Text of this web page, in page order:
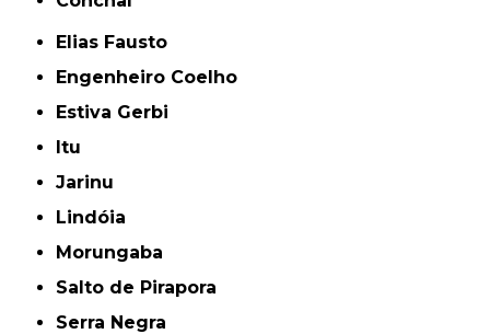
Elias Fausto
Engenheiro Coelho
Estiva Gerbi
Itu
Jarinu
Lindóia
Morungaba
Salto de Pirapora
Serra Negra